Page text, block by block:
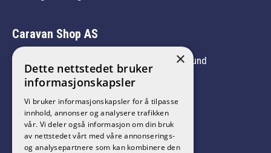
Caravan Shop AS
Vi er medlem av Norges Caravanbransjeforbund
Følg oss på sosiale medier!
×
Dette nettstedet bruker
informasjonskapsler
Vi bruker informasjonskapsler for å tilpasse
innhold, annonser og analysere trafikken
vår. Vi deler også informasjon om din bruk
av nettstedet vårt med våre annonserings-
og analysepartnere som kan kombinere den